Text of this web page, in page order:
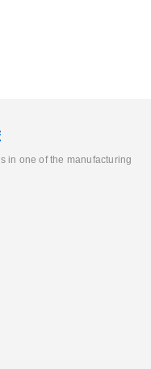
in one of the manufacturing